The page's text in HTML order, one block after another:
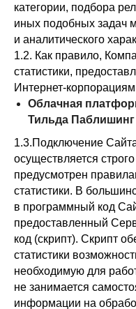
категории, подбора
иных подобных задач
и аналитического
1.2. Как правило,
статистики,
Интернет-
Облачная
Тильда Паблишинг
1.3.Подключение
осуществляется
предусмотрен
статистики. В
в программный код
предоставленный
код (скрипт). Скрипт
статистики
необходимую для
не занимается
информации на